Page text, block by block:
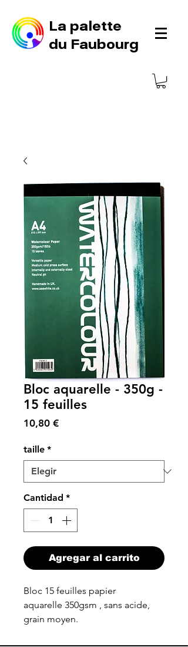
La palette
du Faubourg
Bloc aquarelle - 350g -
15 feuilles
10,80 €Precio
taille *
Cantidad *
Agregar al carrito
Bloc 15 feuilles papier
aquarelle 350gsm , sans acide,
grain moyen.